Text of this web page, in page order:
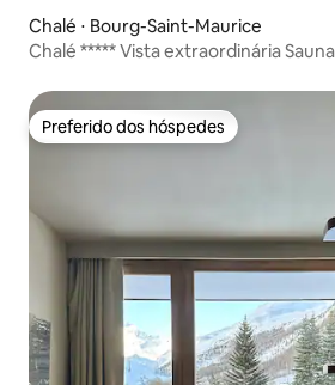
Chalé ⋅ Bourg-Saint-Maurice
Preferido dos hóspedes
Preferido dos hóspedes